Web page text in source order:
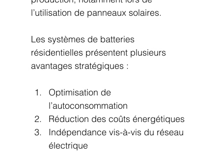
l’utilisation de panneaux solaires.
Les systèmes de batteries
résidentielles présentent plusieurs
avantages stratégiques :
Optimisation de
l’autoconsommation
Réduction des coûts énergétiques
Indépendance vis-à-vis du réseau
électrique